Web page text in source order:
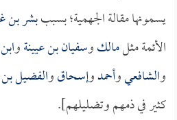
يسمونها مقالة الجهمية؛ بسبببشر بن
الأئمة مثلمالكوسفيان بن عيينةو
والشافعيوأحمدوإسحاقوالفضيل
كثير في ذمهم وتضليلهم].